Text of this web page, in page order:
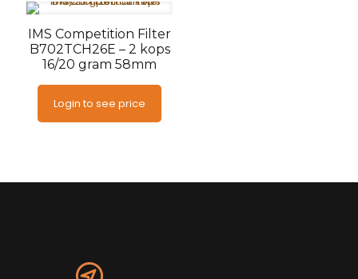
IMS Competition Filter
B702TCH26E – 2 kops
16/20 gram 58mm
Login to see price